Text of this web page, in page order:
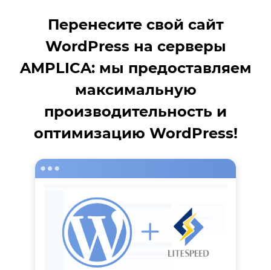
Перенесите свой сайт
WordPress на серверы
AMPLICA: мы предоставляем
максимальную
производительность и
оптимизацию WordPress!